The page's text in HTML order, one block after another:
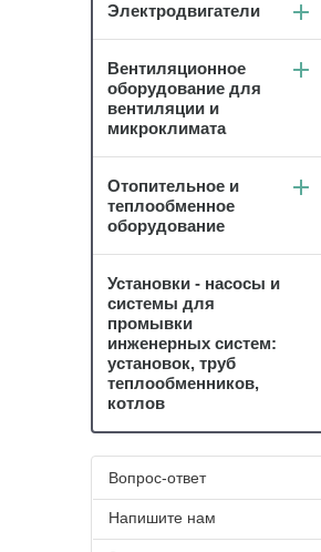
Электродвигатели
Вентиляционное
оборудование для
вентиляции и
микроклимата
Отопительное и
теплообменное
оборудование
Установки - насосы и
системы для
промывки
инженерных систем:
установок, труб
теплообменников,
котлов
Вопрос-ответ
Напишите нам